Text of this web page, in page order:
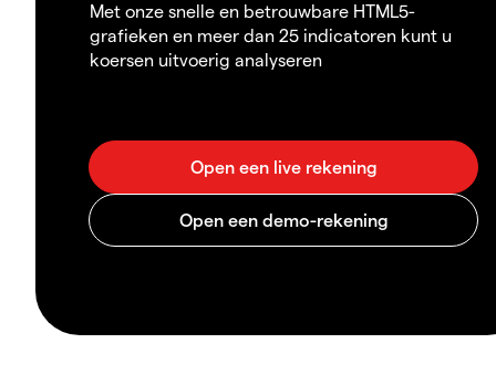
Met onze snelle en betrouwbare HTML5-
grafieken en meer dan 25 indicatoren kunt u
koersen uitvoerig analyseren